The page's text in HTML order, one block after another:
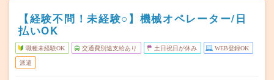
【経験不問！未経験○】機械オペレーター/日
払いOK
職種未経験OK 交通費別途支給あり 土日祝日が休み WEB登録OK
派遣